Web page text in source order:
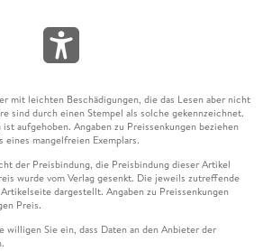
mit leichten Beschädigungen, die das Lesen aber nicht
sind durch einen Stempel als solche gekennzeichnet.
aufgehoben. Angaben zu Preissenkungen beziehen
mangelfreien Exemplars.
der Preisbindung, die Preisbindung dieser Artikel
wurde vom Verlag gesenkt. Die jeweils zutreffende
dargestellt. Angaben zu Preissenkungen
Preis.
willigen Sie ein, dass Daten an den Anbieter der